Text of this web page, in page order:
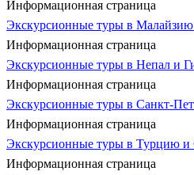
Информационная страница
Экскурсионные туры в
Информационная страница
Экскурсионные туры в Непал и
Информационная страница
Экскурсионные туры в Санкт-
Информационная страница
Экскурсионные туры в Турцию и
Информационная страница